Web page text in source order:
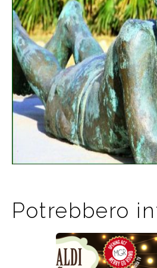
Potrebbero